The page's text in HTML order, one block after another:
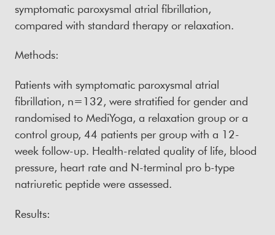
symptomatic paroxysmal atrial fibrillation,
compared with standard therapy or relaxation.
Methods:
Patients with symptomatic paroxysmal atrial
fibrillation, n=132, were stratified for gender and
randomised to MediYoga, a relaxation group or a
control group, 44 patients per group with a 12-
week follow-up. Health-related quality of life, blood
pressure, heart rate and N-terminal pro b-type
natriuretic peptide were assessed.
Results: